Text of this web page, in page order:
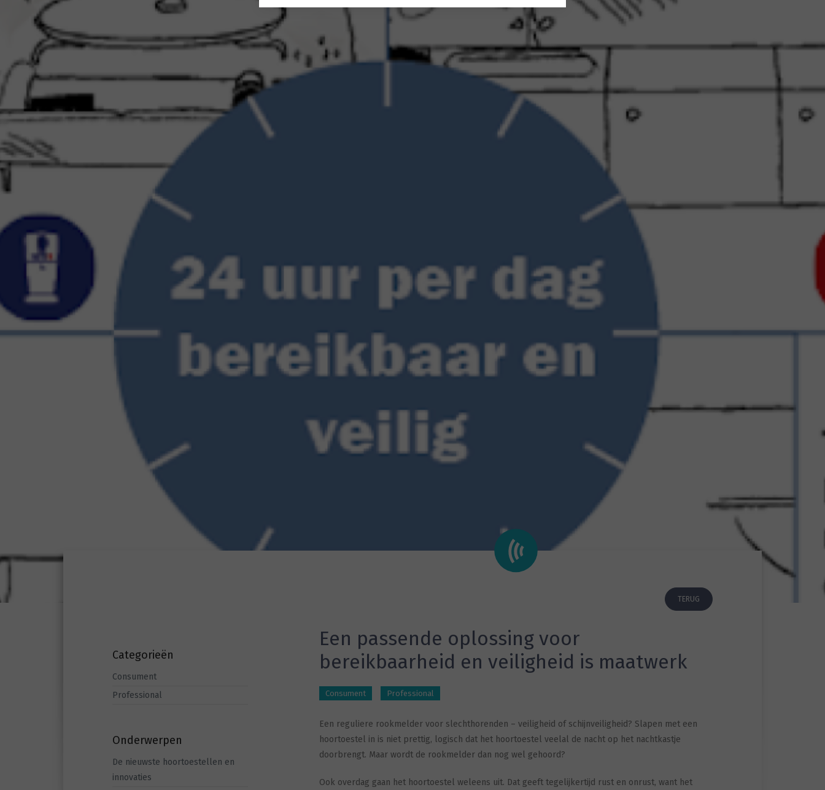
Categorieën
Consument
Professional
Onderwerpen
De nieuwste hoortoestellen en
innovaties
TERUG
Een passende oplossing voor
bereikbaarheid en veiligheid is maatwerk
Consument Professional
Een reguliere rookmelder voor slechthorenden – veiligheid of schijnveiligheid? Slapen met een
hoortoestel in is niet prettig, logisch dat het hoortoestel veelal de nacht op het nachtkastje
doorbrengt. Maar wordt de rookmelder dan nog wel gehoord?
Ook overdag gaan het hoortoestel weleens uit. Dat geeft tegelijkertijd rust en onrust, want het